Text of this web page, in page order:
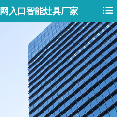
基燃料油气化炉具_甲醇燃料灶具厂家网站
入口智能灶具厂家